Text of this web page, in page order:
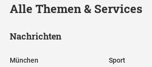
Alle Themen & Services
Nachrichten
München Sport